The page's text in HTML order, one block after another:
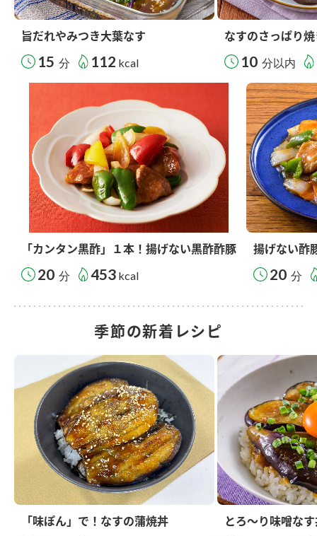
旨だれやみつき大葉なす
15 分 112 kcal
なすのさっぱり
10 分以内
「カンタン黒酢」１本！揚げない黒酢酢豚
20 分 453 kcal
揚げない酢
20 分
季節の新着レシピ
「味ぽん」で！なすの蒲焼丼 とろ～り味噌な